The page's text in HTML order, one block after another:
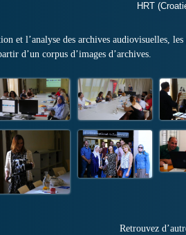
HRT
et l’analyse des archives audiovisuelles,
d’un corpus d’images d’archives.
Retrouvez